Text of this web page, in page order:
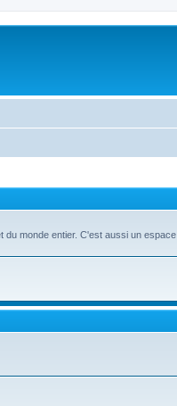
du monde entier. C'est aussi un espace